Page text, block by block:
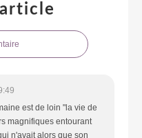
est de loin "la vie de
magnifiques entourant
n'avait alors que son